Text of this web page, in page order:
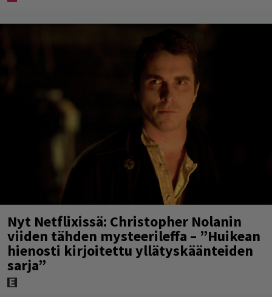
Nyt Netflixissä: Christopher Nolanin
viiden tähden mysteerileffa – ”Huikean
hienosti kirjoitettu yllätyskäänteiden
sarja”